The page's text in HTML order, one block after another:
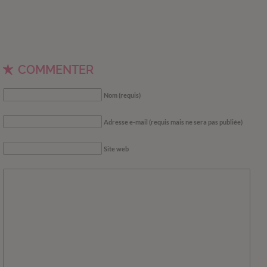
COMMENTER
Nom (requis)
Adresse e-mail (requis mais ne sera pas publiée)
Site web